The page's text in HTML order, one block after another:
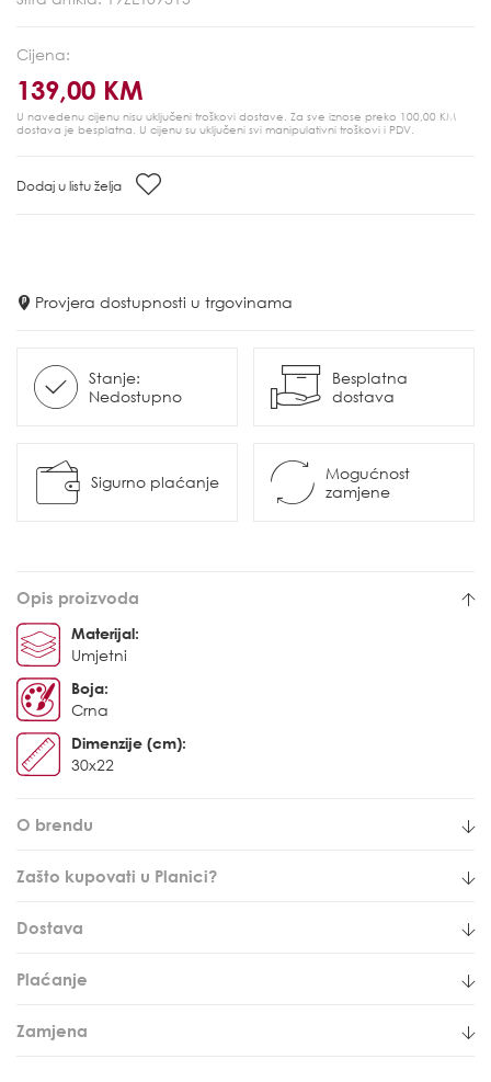
Cijena:
139,00 KM
U navedenu cijenu nisu uključeni troškovi dostave. Za sve iznose preko 100,00 KM
dostava je besplatna. U cijenu su uključeni svi manipulativni troškovi i PDV.
Dodaj u listu želja
Provjera dostupnosti u trgovinama
Stanje:
Nedostupno
Besplatna
dostava
Sigurno plaćanje
Mogućnost
zamjene
Opis proizvoda
Materijal:
Umjetni
Boja:
Crna
Dimenzije (cm):
30x22
O brendu
Zašto kupovati u Planici?
Dostava
Plaćanje
Zamjena